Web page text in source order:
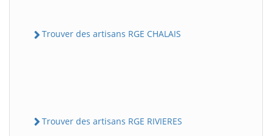
Trouver des artisans RGE CHALAIS
Trouver des artisans RGE RIVIERES